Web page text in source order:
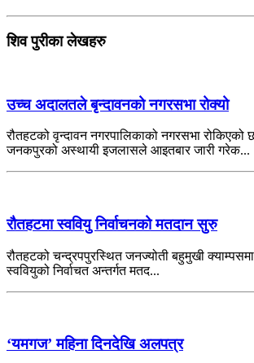
शिव पुरीका लेखहरु
उच्च अदालतले बृन्दावनको नगरसभा रोक्यो
रौतहटको वृन्दावन नगरपालिकाको नगरसभा
जनकपुरको अस्थायी इजलासले आइतबार जारी गरेक...
रौतहटमा स्ववियु निर्वाचनको मतदान सुरु
रौतहटको चन्द्रपपुरस्थित जनज्योती बहुमुखी
स्ववियुको निर्वाचत अन्तर्गत मतद...
‘यमगज’ महिना दिनदेखि अलपत्र